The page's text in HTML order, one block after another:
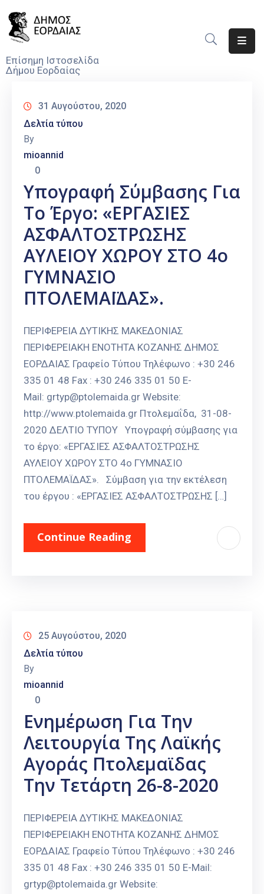
Επίσημη Ιστοσελίδα
Δήμου Εορδαίας
Νέα
Υπηρεσίες
Του
Δήμου
Προσκλήσεις
Αποφάσεις
Τηλέφωνα
Καιρός
31 Αυγούστου, 2020
Δελτία τύπου
By
mioannid
0
Υπογραφή Σύμβασης Για
Το Έργο: «ΕΡΓΑΣΙΕΣ
ΑΣΦΑΛΤΟΣΤΡΩΣΗΣ
ΑΥΛΕΙΟΥ ΧΩΡΟΥ ΣΤΟ 4ο
ΓΥΜΝΑΣΙΟ
ΠΤΟΛΕΜΑΪΔΑΣ».
ΠΕΡΙΦΕΡΕΙΑ ΔΥΤΙΚΗΣ ΜΑΚΕΔΟΝΙΑΣ
ΠΕΡΙΦΕΡΕΙΑΚΗ ΕΝΟΤΗΤΑ ΚΟΖΑΝΗΣ ΔΗΜΟΣ
ΕΟΡΔΑΙΑΣ Γραφείο Τύπου Τηλέφωνο : +30 246
335 01 48 Fax : +30 246 335 01 50 E-
Mail: grtyp@ptolemaida.gr Website:
http://www.ptolemaida.gr Πτολεμαΐδα, 31-08-
2020 ΔΕΛΤΙΟ ΤΥΠΟΥ Υπογραφή σύμβασης για
το έργο: «ΕΡΓΑΣΙΕΣ ΑΣΦΑΛΤΟΣΤΡΩΣΗΣ
ΑΥΛΕΙΟΥ ΧΩΡΟΥ ΣΤΟ 4ο ΓΥΜΝΑΣΙΟ
ΠΤΟΛΕΜΑΪΔΑΣ». Σύμβαση για την εκτέλεση
του έργου : «ΕΡΓΑΣΙΕΣ ΑΣΦΑΛΤΟΣΤΡΩΣΗΣ […]
Continue Reading
25 Αυγούστου, 2020
Δελτία τύπου
By
mioannid
0
Ενημέρωση Για Την
Λειτουργία Της Λαϊκής
Αγοράς Πτολεμαϊδας
Την Τετάρτη 26-8-2020
ΠΕΡΙΦΕΡΕΙΑ ΔΥΤΙΚΗΣ ΜΑΚΕΔΟΝΙΑΣ
ΠΕΡΙΦΕΡΕΙΑΚΗ ΕΝΟΤΗΤΑ ΚΟΖΑΝΗΣ ΔΗΜΟΣ
ΕΟΡΔΑΙΑΣ Γραφείο Τύπου Τηλέφωνο : +30 246
335 01 48 Fax : +30 246 335 01 50 E-Mail:
grtyp@ptolemaida.gr Website: